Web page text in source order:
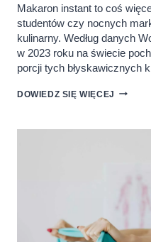
Makaron instant to coś
studentów czy nocnych
kulinarny. Według danych
w 2023 roku na świecie
porcji tych błyskawicznych
DOWIEDZ SIĘ WIĘCEJ